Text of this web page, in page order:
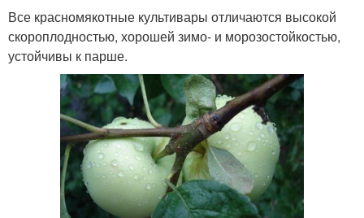
Все красномякотные культивары отличаются высокой
скороплодностью, хорошей зимо- и морозостойкостью,
устойчивы к парше.